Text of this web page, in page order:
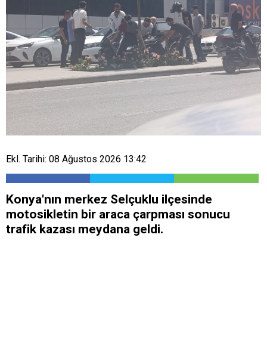
Ekl. Tarihi: 08 Ağustos 2026 13:42
Konya'nın merkez Selçuklu ilçesinde
motosikletin bir araca çarpması sonucu
trafik kazası meydana geldi.